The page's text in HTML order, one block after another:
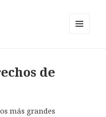
de
más grandes